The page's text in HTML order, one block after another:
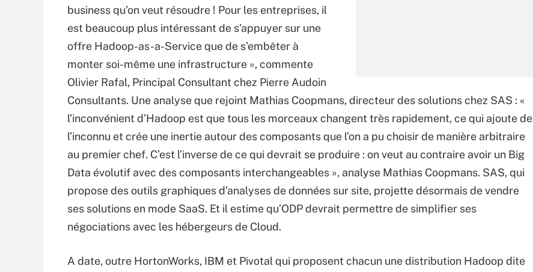
business qu’on veut résoudre ! Pour les entreprises, il
est beaucoup plus intéressant de s’appuyer sur une
offre Hadoop-as-a-Service que de s’embêter à
monter soi-même une infrastructure », commente
Olivier Rafal, Principal Consultant chez Pierre Audoin
Consultants. Une analyse que rejoint Mathias Coopmans, directeur des solutions chez SAS : «
l’inconvénient d’Hadoop est que tous les morceaux changent très rapidement, ce qui ajoute de
l’inconnu et crée une inertie autour des composants que l’on a pu choisir de manière arbitraire
au premier chef. C’est l’inverse de ce qui devrait se produire : on veut au contraire avoir un Big
Data évolutif avec des composants interchangeables », analyse Mathias Coopmans. SAS, qui
propose des outils graphiques d’analyses de données sur site, projette désormais de vendre
ses solutions en mode SaaS. Et il estime qu’ODP devrait permettre de simplifier ses
négociations avec les hébergeurs de Cloud.
A date, outre HortonWorks, IBM et Pivotal qui proposent chacun une distribution Hadoop dite